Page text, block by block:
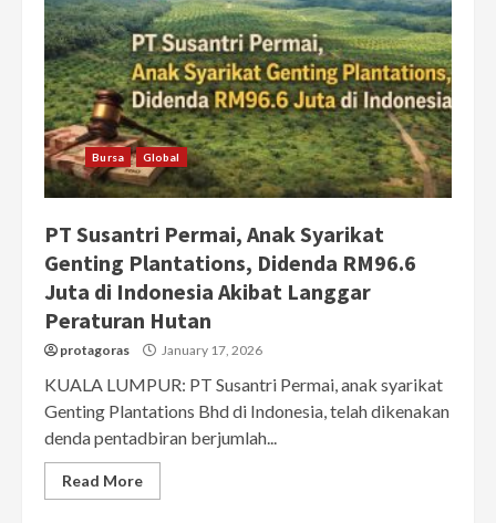
Bursa Global
PT Susantri Permai, Anak Syarikat
Genting Plantations, Didenda RM96.6
Juta di Indonesia Akibat Langgar
Peraturan Hutan
protagoras January 17, 2026
KUALA LUMPUR: PT Susantri Permai, anak syarikat
Genting Plantations Bhd di Indonesia, telah dikenakan
denda pentadbiran berjumlah...
Read More